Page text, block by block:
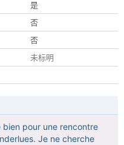
是
否
否
未标明
pour une rencontre
Je ne cherche